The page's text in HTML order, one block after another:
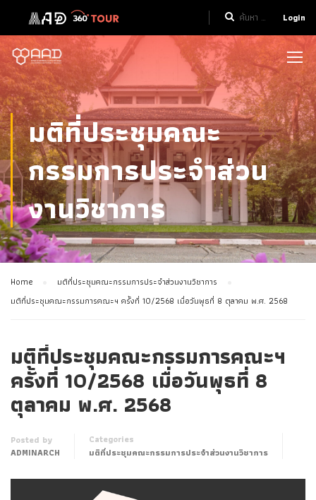
Login
มติที่ประชุมคณะ
กรรมการประจำส่วน
งานวิชาการ
Home
มติที่ประชุมคณะกรรมการประจำส่วนงานวิชาการ
มติที่ประชุมคณะกรรมการคณะฯ ครั้งที่ 10/2568 เมื่อวันพุธที่ 8 ตุลาคม พ.ศ. 2568
มติที่ประชุมคณะกรรมการคณะฯ
ครั้งที่ 10/2568 เมื่อวันพุธที่ 8
ตุลาคม พ.ศ. 2568
Posted by
ADMINARCH
Categories
มติที่ประชุมคณะกรรมการประจำส่วนงานวิชาการ